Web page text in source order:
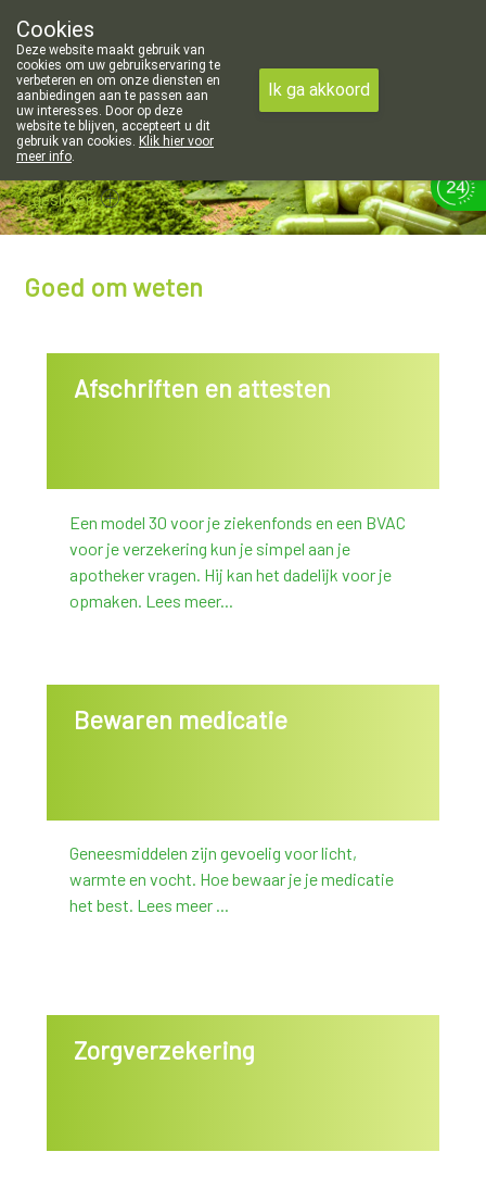
voor de apotheek in Attenhoven: dinsdag gesloten
011/88 14 74
gesloten
Goed om weten
Afschriften en attesten
Een model 30 voor je ziekenfonds en een BVAC
voor je verzekering kun je simpel aan je
apotheker vragen. Hij kan het dadelijk voor je
opmaken. Lees meer...
Bewaren medicatie
Geneesmiddelen zijn gevoelig voor licht,
warmte en vocht. Hoe bewaar je je medicatie
het best. Lees meer ...
Zorgverzekering
Cookies
Deze website maakt gebruik van
cookies om uw gebruikservaring te
verbeteren en om onze diensten en
aanbiedingen aan te passen aan
uw interesses. Door op deze
website te blijven, accepteert u dit
gebruik van cookies. Klik hier voor
meer info.
Ik ga akkoord